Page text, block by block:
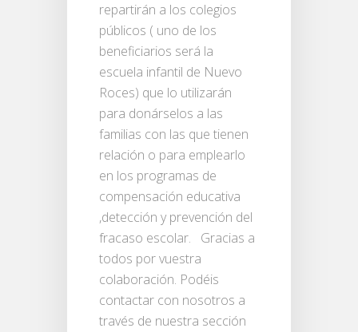
repartirán a los colegios
públicos ( uno de los
beneficiarios será la
escuela infantil de Nuevo
Roces) que lo utilizarán
para donárselos a las
familias con las que tienen
relación o para emplearlo
en los programas de
compensación educativa
,detección y prevención del
fracaso escolar. Gracias a
todos por vuestra
colaboración. Podéis
contactar con nosotros a
través de nuestra sección